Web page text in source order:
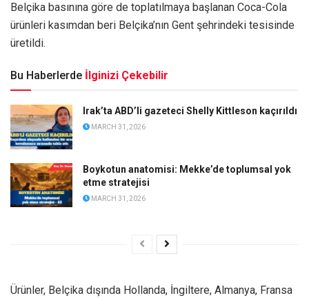
Belçika basınına göre de toplatılmaya başlanan Coca-Cola
ürünleri kasımdan beri Belçika’nın Gent şehrindeki tesisinde
üretildi.
Bu Haberlerde İlginizi Çekebilir
Irak’ta ABD’li gazeteci Shelly Kittleson kaçırıldı
MARCH 31, 2026
Boykotun anatomisi: Mekke’de toplumsal yok
etme stratejisi
MARCH 31, 2026
Ürünler, Belçika dışında Hollanda, İngiltere, Almanya, Fransa